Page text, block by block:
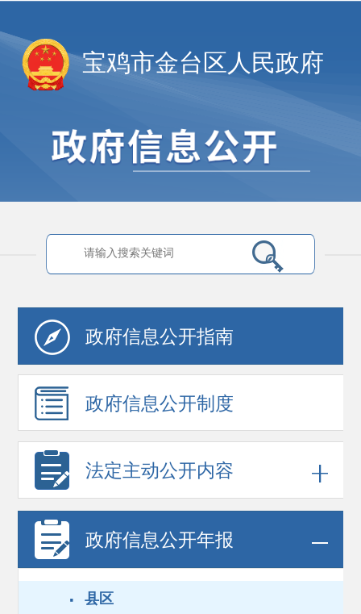
宝鸡市金台区人民政府
政府信息公开指南
政府信息公开制度
法定主动公开内容
政府信息公开年报
· 县区